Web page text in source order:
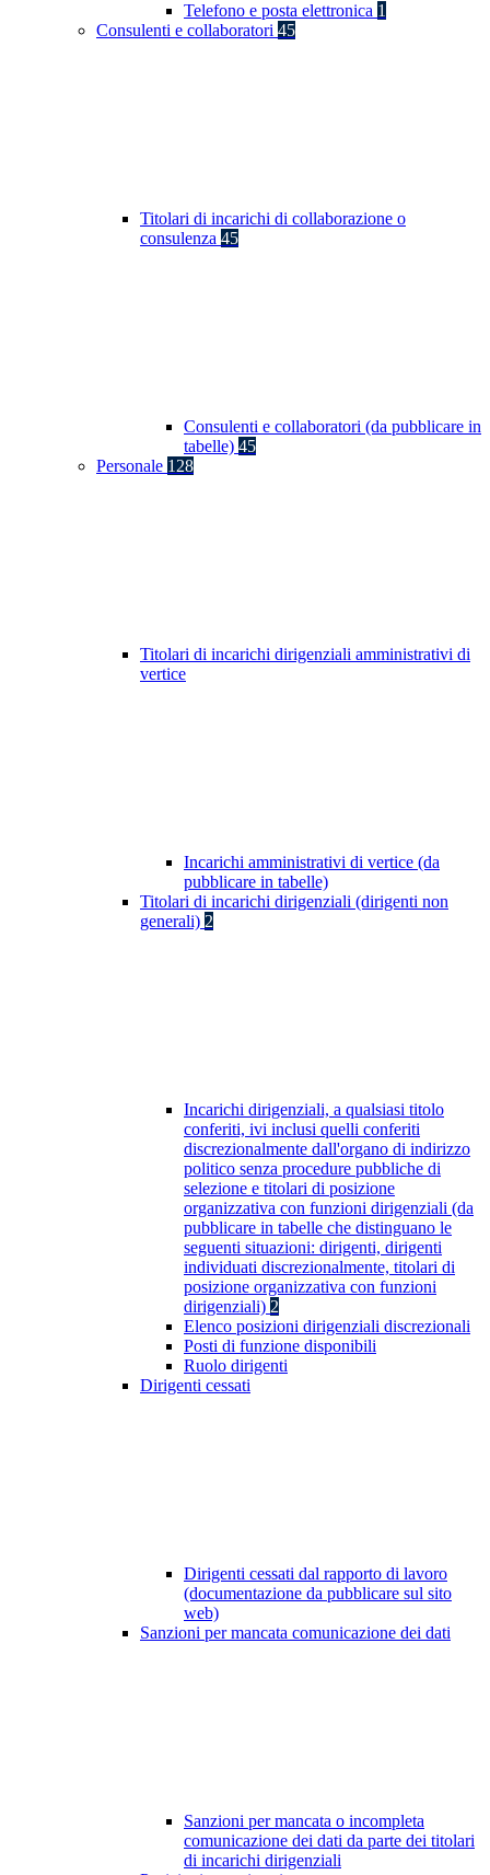
Telefono e posta elettronica 1
Consulenti e collaboratori 45
Titolari di incarichi di collaborazione o
consulenza 45
Consulenti e collaboratori (da pubblicare in
tabelle) 45
Personale 128
Titolari di incarichi dirigenziali amministrativi di
vertice
Incarichi amministrativi di vertice (da
pubblicare in tabelle)
Titolari di incarichi dirigenziali (dirigenti non
generali) 2
Incarichi dirigenziali, a qualsiasi titolo
conferiti, ivi inclusi quelli conferiti
discrezionalmente dall'organo di indirizzo
politico senza procedure pubbliche di
selezione e titolari di posizione
organizzativa con funzioni dirigenziali (da
pubblicare in tabelle che distinguano le
seguenti situazioni: dirigenti, dirigenti
individuati discrezionalmente, titolari di
posizione organizzativa con funzioni
dirigenziali) 2
Elenco posizioni dirigenziali discrezionali
Posti di funzione disponibili
Ruolo dirigenti
Dirigenti cessati
Dirigenti cessati dal rapporto di lavoro
(documentazione da pubblicare sul sito
web)
Sanzioni per mancata comunicazione dei dati
Sanzioni per mancata o incompleta
comunicazione dei dati da parte dei titolari
di incarichi dirigenziali